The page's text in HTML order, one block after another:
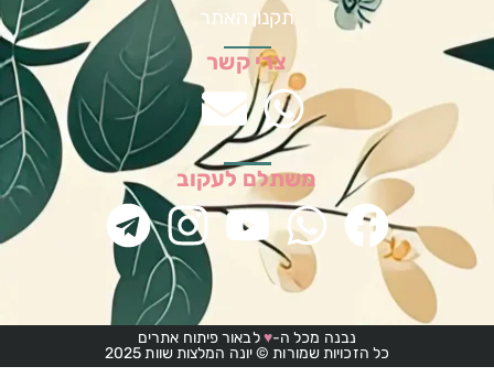
תקנון האתר
צרי קשר
משתלם לעקוב
נבנה מכל ה-♥לבאור פיתוח אתרים
כל הזכויות שמורות © יונה המלצות שוות 2025